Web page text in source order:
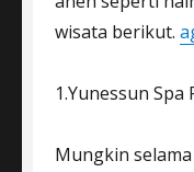
wisata berikut.
1.Yunessun Spa
Mungkin